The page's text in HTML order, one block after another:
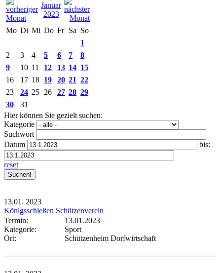
Januar
2023
Mo Di Mi Do Fr Sa So
1
2
3 4 5 6 7
8
9
10 11 12 13 14 15
16
17 18 19 20 21 22
23
24 25 26 27 28 29
30
31
Hier können Sie gezielt suchen:
Kategorie
Suchwort
Datum
bis:
reset
13.01. 2023
Königsschießen Schützenverein
Termin:
13.01.2023
Kategorie:
Sport
Ort:
Schützenheim Dorfwirtschaft